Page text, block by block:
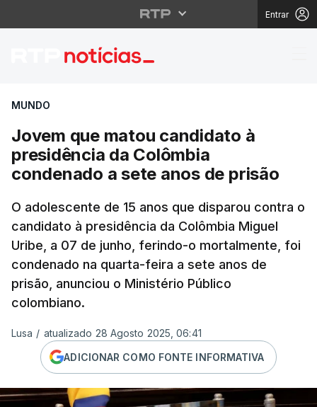
Entrar
Jovem que matou
MUNDO
Jovem que matou candidato à
presidência da Colômbia
condenado a sete anos de prisão
O adolescente de 15 anos que disparou contra o
candidato à presidência da Colômbia Miguel
Uribe, a 07 de junho, ferindo-o mortalmente, foi
condenado na quarta-feira a sete anos de
prisão, anunciou o Ministério Público
colombiano.
Lusa / atualizado 28 Agosto 2025, 06:41
ADICIONAR COMO FONTE INFORMATIVA